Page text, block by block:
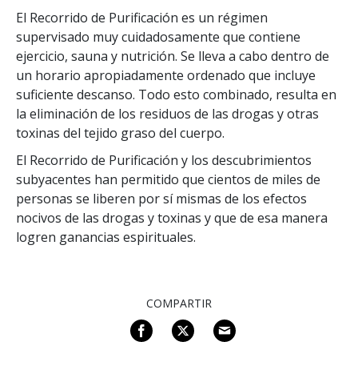
El Recorrido de Purificación es un régimen
supervisado muy cuidadosamente que contiene
ejercicio, sauna y nutrición. Se lleva a cabo dentro de
un horario apropiadamente ordenado que incluye
suficiente descanso. Todo esto combinado, resulta en
la eliminación de los residuos de las drogas y otras
toxinas del tejido graso del cuerpo.
El Recorrido de Purificación y los descubrimientos
subyacentes han permitido que cientos de miles de
personas se liberen por sí mismas de los efectos
nocivos de las drogas y toxinas y que de esa manera
logren ganancias espirituales.
COMPARTIR